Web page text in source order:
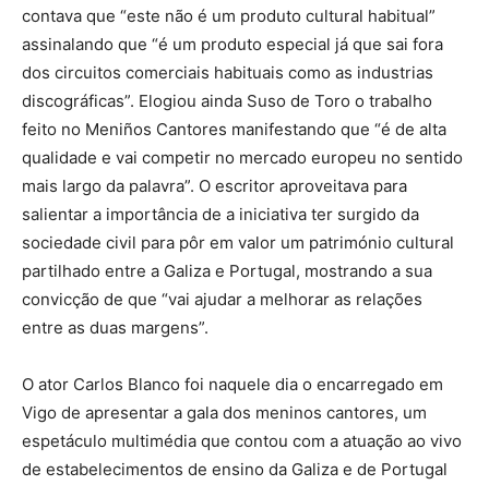
contava que “este não é um produto cultural habitual”
assinalando que “é um produto especial já que sai fora
dos circuitos comerciais habituais como as industrias
discográficas”. Elogiou ainda Suso de Toro o trabalho
feito no Meniños Cantores manifestando que “é de alta
qualidade e vai competir no mercado europeu no sentido
mais largo da palavra”. O escritor aproveitava para
salientar a importância de a iniciativa ter surgido da
sociedade civil para pôr em valor um património cultural
partilhado entre a Galiza e Portugal, mostrando a sua
convicção de que “vai ajudar a melhorar as relações
entre as duas margens”.
O ator Carlos Blanco foi naquele dia o encarregado em
Vigo de apresentar a gala dos meninos cantores, um
espetáculo multimédia que contou com a atuação ao vivo
de estabelecimentos de ensino da Galiza e de Portugal